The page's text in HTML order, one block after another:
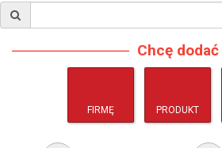
Chcę dodać
FIRMĘ PRODUKT